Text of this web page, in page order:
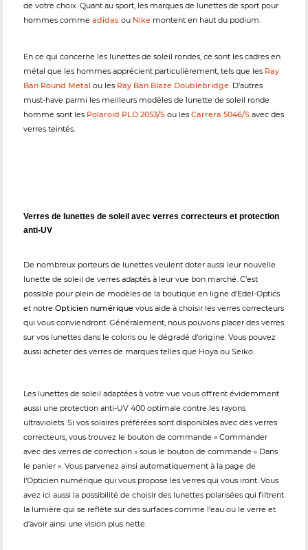
de votre choix. Quant au sport, les marques de lunettes de sport pour
hommes comme adidas ou Nike montent en haut du podium.
En ce qui concerne les lunettes de soleil rondes, ce sont les cadres en
métal que les hommes apprécient particulièrement, tels que les Ray
Ban Round Metal ou les Ray Ban Blaze Doublebridge. D’autres
must-have parmi les meilleurs modèles de lunette de soleil ronde
homme sont les Polaroid PLD 2053/S ou les Carrera 5046/S avec des
verres teintés.
Verres de lunettes de soleil avec verres correcteurs et protection
anti-UV
De nombreux porteurs de lunettes veulent doter aussi leur nouvelle
lunette de soleil de verres adaptés à leur vue bon marché. C’est
possible pour plein de modèles de la boutique en ligne d’Edel-Optics
et notre Opticien numérique vous aide à choisir les verres correcteurs
qui vous conviendront. Généralement, nous pouvons placer des verres
sur vos lunettes dans le coloris ou le dégradé d’origine. Vous pouvez
aussi acheter des verres de marques telles que Hoya ou Seiko.
Les lunettes de soleil adaptées à votre vue vous offrent évidemment
aussi une protection anti-UV 400 optimale contre les rayons
ultraviolets. Si vos solaires préférées sont disponibles avec des verres
correcteurs, vous trouvez le bouton de commande « Commander
avec des verres de correction » sous le bouton de commande « Dans
le panier ». Vous parvenez ainsi automatiquement à la page de
l‘Opticien numérique qui vous propose les verres qui vous iront. Vous
avez ici aussi la possibilité de choisir des lunettes polarisées qui filtrent
la lumière qui se reflète sur des surfaces comme l’eau ou le verre et
d’avoir ainsi une vision plus nette.